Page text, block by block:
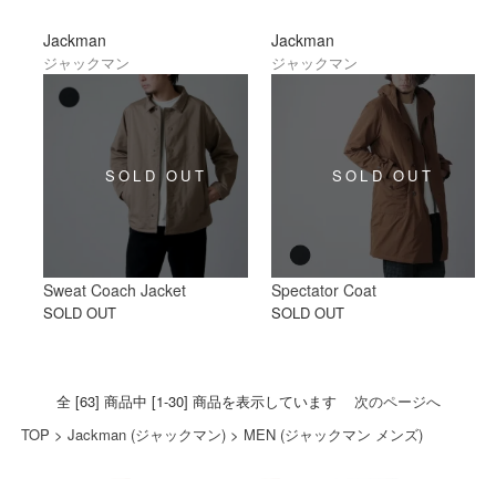
Jackman
ジャックマン
Sweat Coach Jacket
SOLD OUT
Jackman
ジャックマン
Spectator Coat
SOLD OUT
全 [63] 商品中 [1-30] 商品を表示しています 次のページへ
TOP > Jackman (ジャックマン)> MEN (ジャックマン メンズ)